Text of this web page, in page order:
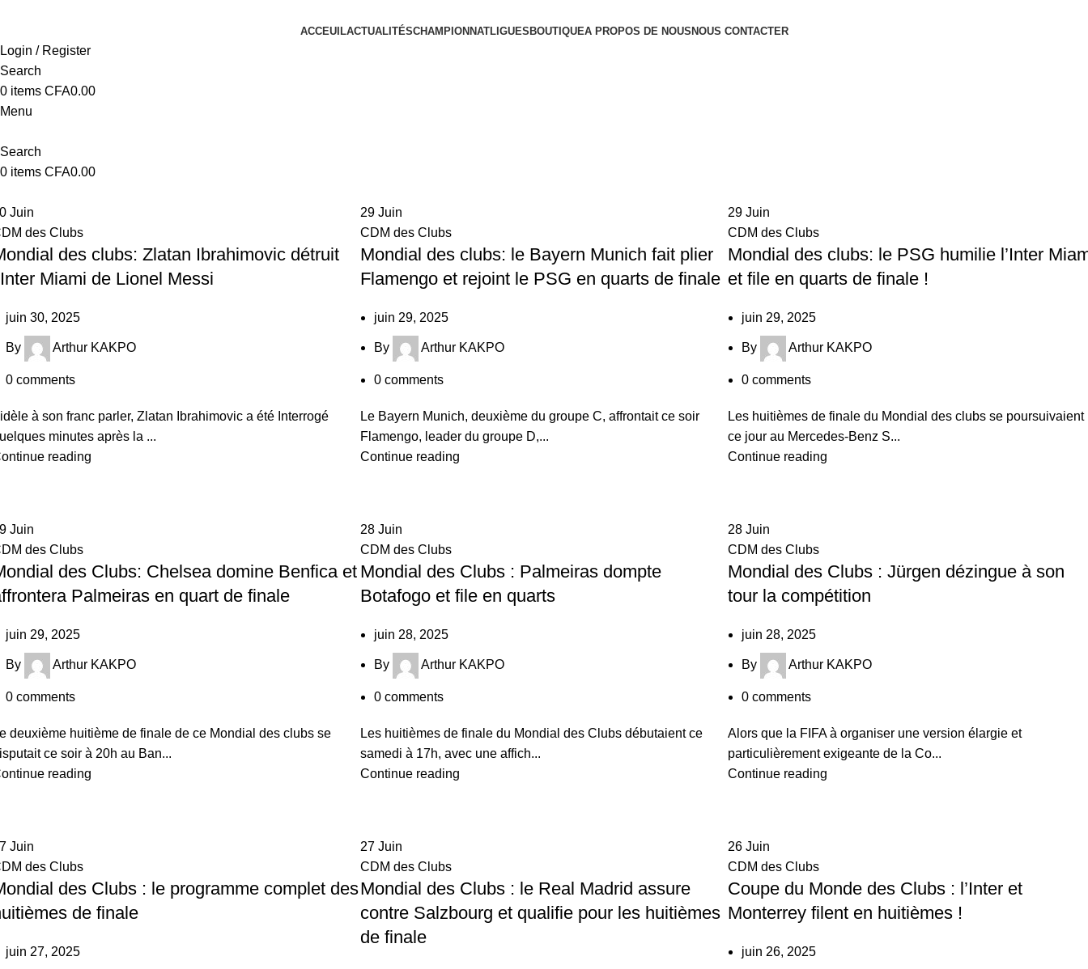
ACCEUILACTUALITÉSCHAMPIONNATLIGUES BOUTIQUEA PROPOS DE NOUS NOUS CONTACTER
Login / Register
Search
0 items CFA0.00
Menu
Search
0 items CFA0.00
Juin
des Clubs
des clubs: Zlatan Ibrahimovic détruit
Miami de Lionel Messi
juin 30, 2025
By Arthur KAKPO
0 comments
à son franc parler, Zlatan Ibrahimovic a été Interrogé
minutes après la ...
reading
29 Juin
CDM des Clubs
Mondial des clubs: le Bayern Munich fait plier
Flamengo et rejoint le PSG en quarts de finale
juin 29, 2025
By Arthur KAKPO
0 comments
Le Bayern Munich, deuxième du groupe C, affrontait ce soir
Flamengo, leader du groupe D,...
Continue reading
29Juin
CDM des Clubs
Mondial des clubs: le PSG humilie l’Inter
et file en quarts de finale !
juin 29, 2025
By Arthur KAKPO
0 comments
Les huitièmes de finale du Mondial des clubs se poursuivaient
ce jour au Mercedes-Benz S...
Continue reading
Juin
des Clubs
des Clubs: Chelsea domine Benfica et
Palmeiras en quart de finale
juin 29, 2025
By Arthur KAKPO
0 comments
deuxième huitième de finale de ce Mondial des clubs se
ce soir à 20h au Ban...
reading
28 Juin
CDM des Clubs
Mondial des Clubs : Palmeiras dompte
Botafogo et file en quarts
juin 28, 2025
By Arthur KAKPO
0 comments
Les huitièmes de finale du Mondial des Clubs débutaient ce
samedi à 17h, avec une affich...
Continue reading
28Juin
CDM des Clubs
Mondial des Clubs : Jürgen dézingue à son
tour la compétition
juin 28, 2025
By Arthur KAKPO
0 comments
Alors que la FIFA à organiser une version élargie et
particulièrement exigeante de la Co...
Continue reading
Juin
des Clubs
des Clubs : le programme complet des
de finale
juin 27, 2025
27 Juin
CDM des Clubs
Mondial des Clubs : le Real Madrid assure
contre Salzbourg et qualifie pour les huitièmes
de finale
26Juin
CDM des Clubs
Coupe du Monde des Clubs : l’Inter et
Monterrey filent en huitièmes !
juin 26, 2025